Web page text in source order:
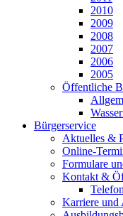
2010
2009
2008
2007
2006
2005
Öffentliche
Bürgerservice
Aktuelles &
Online-
Formulare
Kontakt &
Karriere und